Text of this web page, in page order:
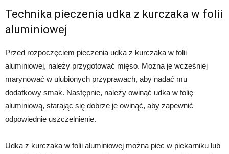
Technika pieczenia udka z kurczaka w folii
aluminiowej
Przed rozpoczęciem pieczenia udka z kurczaka w folii
aluminiowej, należy przygotować mięso. Można je wcześniej
marynować w ulubionych przyprawach, aby nadać mu
dodatkowy smak. Następnie, należy owinąć udka w folię
aluminiową, starając się dobrze je owinąć, aby zapewnić
odpowiednie uszczelnienie.
Udka z kurczaka w folii aluminiowej można piec w piekarniku lub